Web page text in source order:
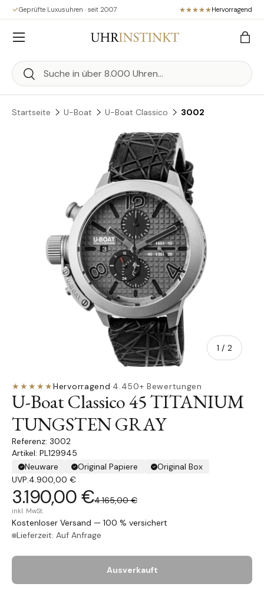
Direkt zum Inhalt
Geprüfte Luxusuhren · seit 2007 Hervorragend
Suchen
Suchen
Menü
Startseite U-Boat U-Boat Classico 3002
Zu Produktinformationen springen
1 / von
2
★★★★★Hervorragend·4.450+ Bewertungen
U-Boat Classico 45 TITANIUM
TUNGSTEN GRAY
3002
Artikel: PL129945
Neuware
Original Papiere
Original Box
UVP:4.900,00 €
3.190,00 €4.165,00 €
inkl. MwSt.
Kostenloser Versand — 100 % versichert
Lieferzeit: Auf Anfrage
Ausverkauft